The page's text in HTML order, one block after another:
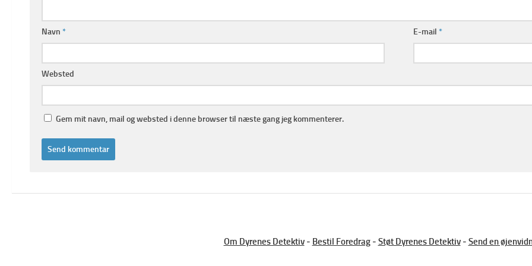
Navn * E-mail*
Websted
Gem mit navn, mail og websted i denne browser til næste gang jeg kommenterer.
Om Dyrenes Detektiv- Bestil Foredrag- Støt Dyrenes Detektiv- Send en